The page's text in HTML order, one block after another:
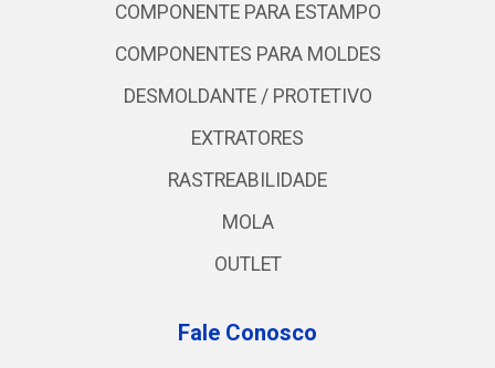
COMPONENTE PARA ESTAMPO
COMPONENTES PARA MOLDES
DESMOLDANTE / PROTETIVO
EXTRATORES
RASTREABILIDADE
MOLA
OUTLET
Fale Conosco